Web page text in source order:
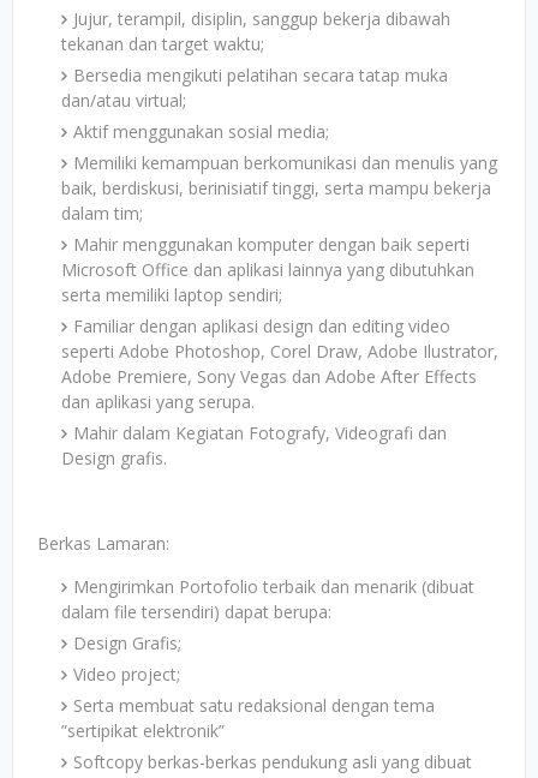
Jujur, terampil, disiplin, sanggup bekerja dibawah
tekanan dan target waktu;
Bersedia mengikuti pelatihan secara tatap muka
dan/atau virtual;
Aktif menggunakan sosial media;
Memiliki kemampuan berkomunikasi dan menulis yang
baik, berdiskusi, berinisiatif tinggi, serta mampu bekerja
dalam tim;
Mahir menggunakan komputer dengan baik seperti
Microsoft Office dan aplikasi lainnya yang dibutuhkan
serta memiliki laptop sendiri;
Familiar dengan aplikasi design dan editing video
seperti Adobe Photoshop, Corel Draw, Adobe Ilustrator,
Adobe Premiere, Sony Vegas dan Adobe After Effects
dan aplikasi yang serupa.
Mahir dalam Kegiatan Fotografy, Videografi dan
Design grafis.
Berkas Lamaran:
Mengirimkan Portofolio terbaik dan menarik (dibuat
dalam file tersendiri) dapat berupa:
Design Grafis;
Video project;
Serta membuat satu redaksional dengan tema
”sertipikat elektronik”
Softcopy berkas-berkas pendukung asli yang dibuat